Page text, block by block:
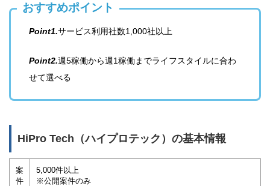
おすすめポイント
Point1.サービス利用社数1,000社以上
Point2.週5稼働から週1稼働までライフスタイルに合わ
せて選べる
HiPro Tech（ハイプロテック）の基本情報
案
件
5,000件以上
※公開案件のみ